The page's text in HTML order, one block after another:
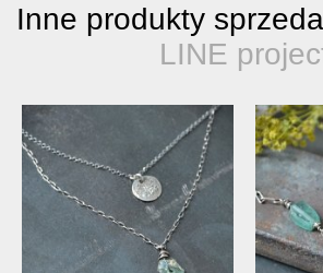
Inne produkty
LINE